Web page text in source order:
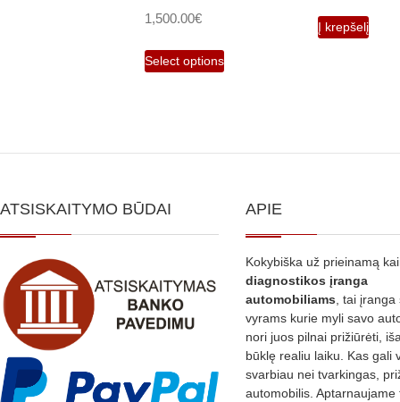
1,500.00€
Select options
Į krepšelį
ATSISKAITYMO BŪDAI APIE
Kokybiška už prieinamą
diagnostikos įranga
automobiliams , tai
vyrams kurie myli savo
nori juos pilnai prižiūrėti,
būklę realiu laiku. Kas gali
svarbiau nei tvarkingas,
automobilis. Aptarnaujame